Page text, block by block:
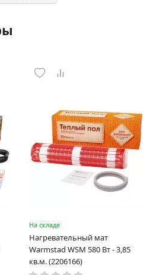
На складе
Нагревательный мат
Warmstad WSM 580 Вт - 3,85
кв.м. (2206166)